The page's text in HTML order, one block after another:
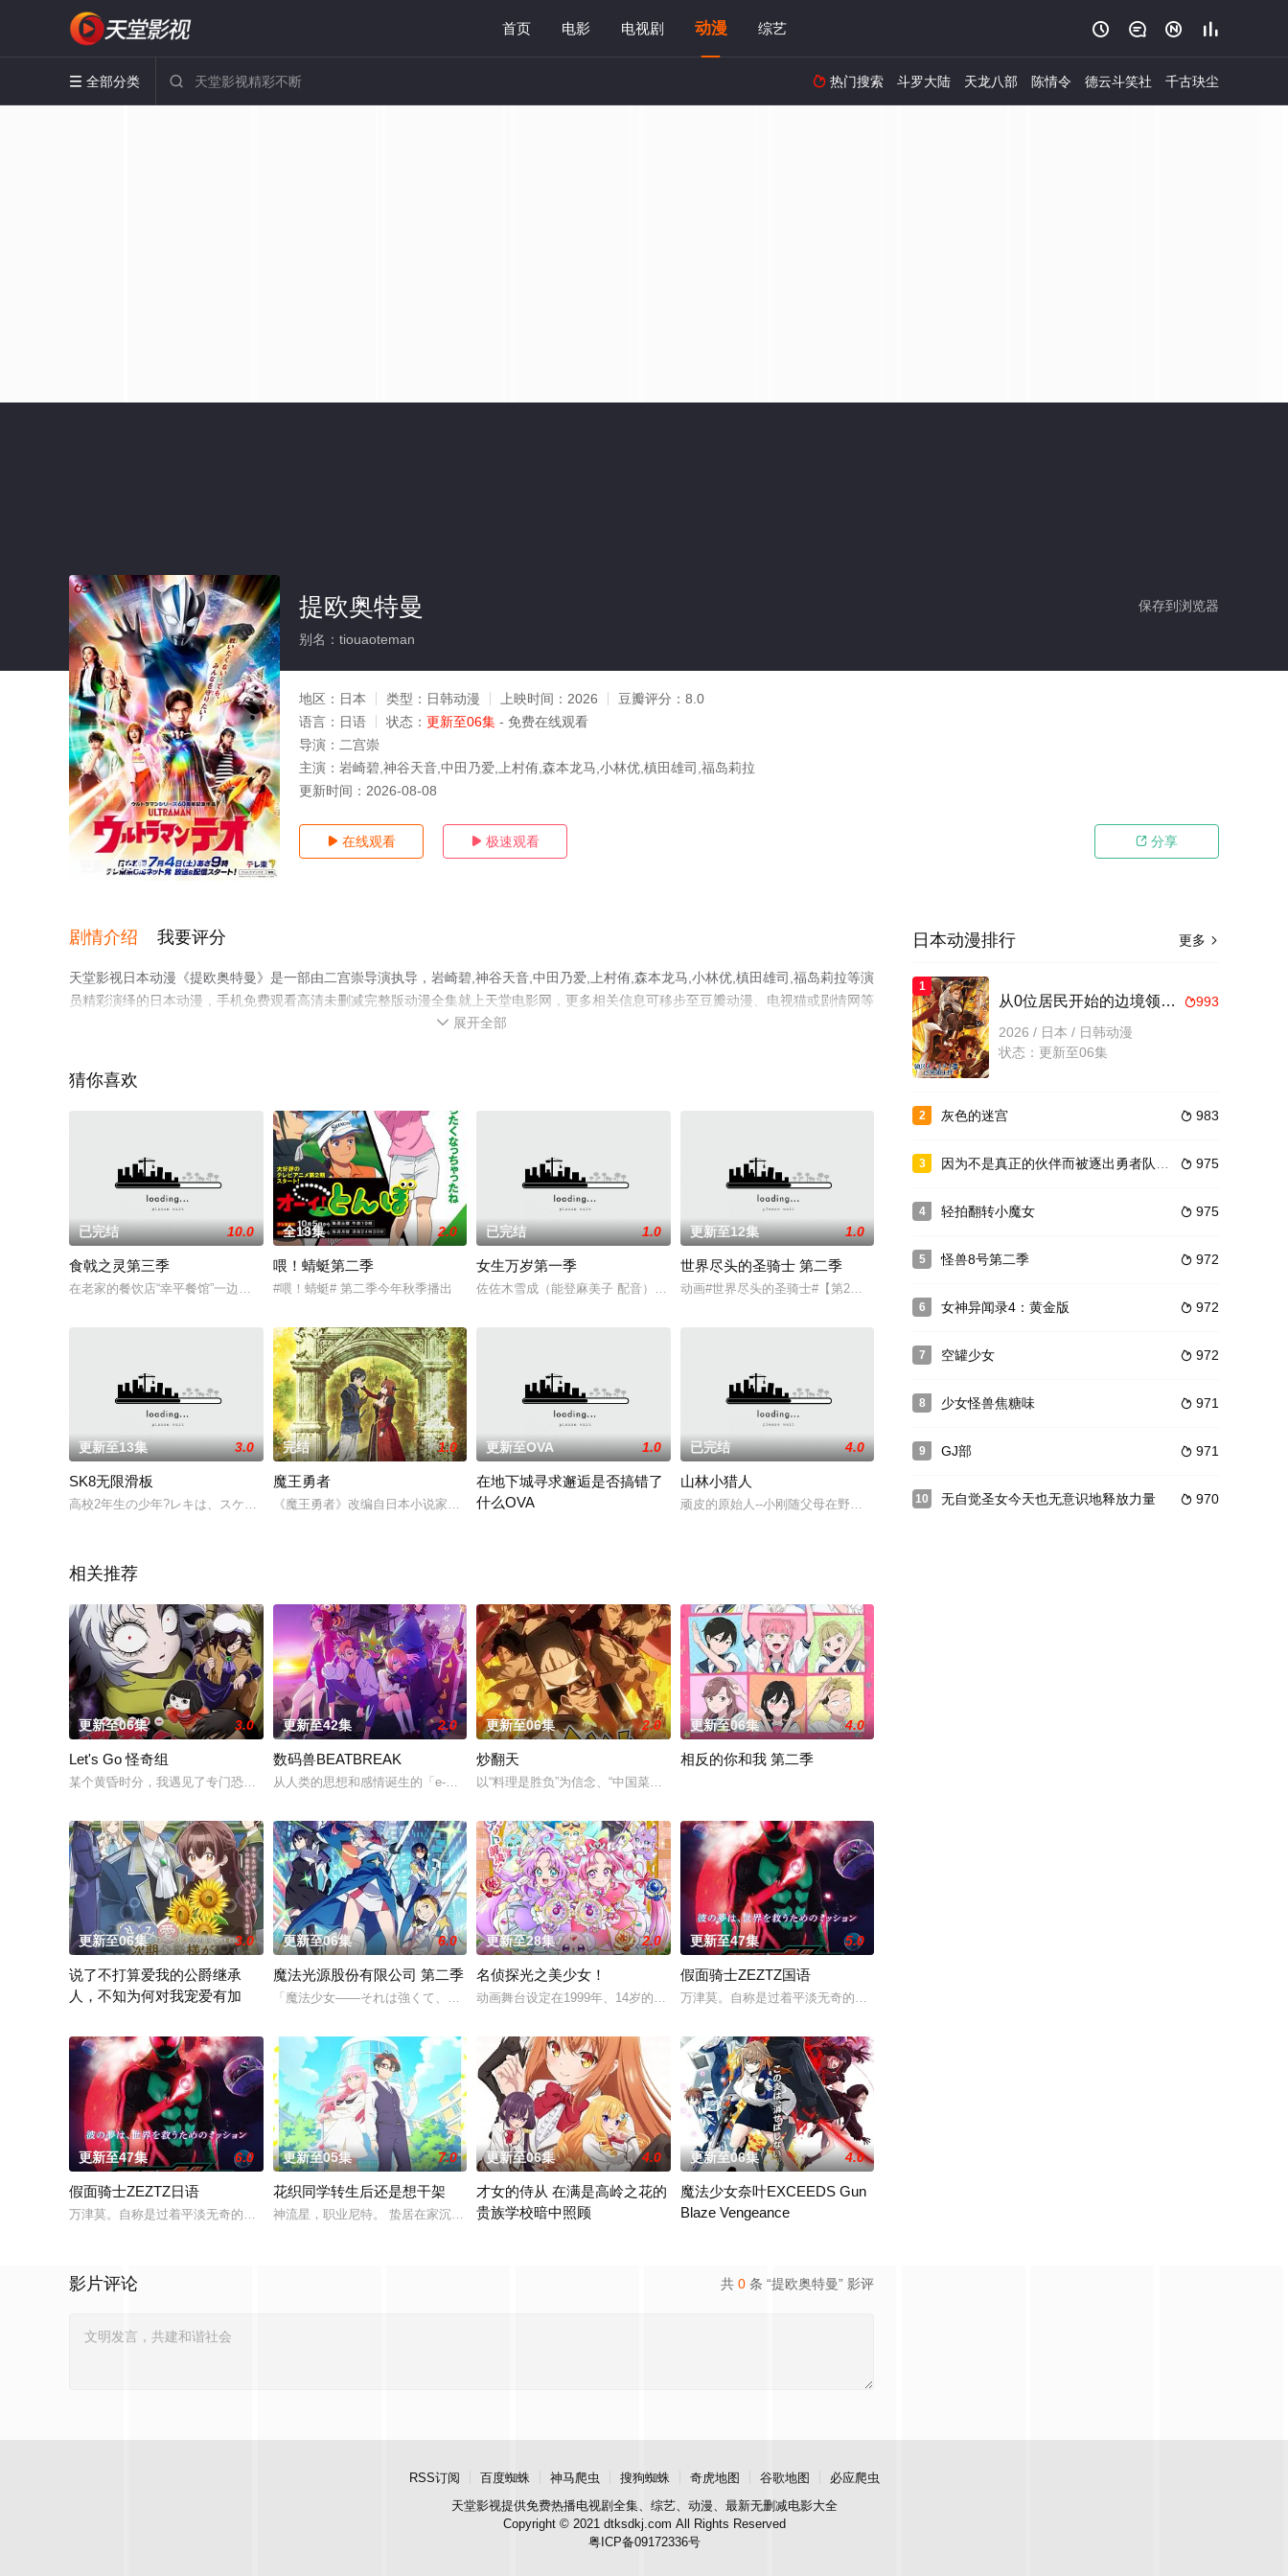
首页 电影 电视剧 动漫 综艺    
 全部分类   热门搜索 斗罗大陆 天龙八部 陈情令 德云斗笑社 千古玦尘
更新至06集
保存到浏览器
提欧奥特曼
别名：tiouaoteman
地区： 日本 类型： 日韩动漫 上映时间： 2026 豆瓣评分： 8.0
语言： 日语 状态： 更新至06集 - 免费在线观看
导演： 二宫崇
主演： 岩崎碧,神谷天音,中田乃爱,上村侑,森本龙马,小林优,槙田雄司,福岛莉拉
更新时间： 2026-08-08
 在线观看  极速观看  分享
剧情介绍 我要评分
天堂影视日本动漫《提欧奥特曼》是一部由二宫崇导演执导，岩崎碧,神谷天音,中田乃爱,上村侑,森本龙马,小林优,槙田雄司,福岛莉拉等演
员精彩演绎的日本动漫，手机免费观看高清未删减完整版动漫全集就上天堂电影网，更多相关信息可移步至豆瓣动漫、电视猫或剧情网等
 展开全部
猜你喜欢
已完结 10.0
食戟之灵第三季
在老家的餐饮店“幸平餐馆”一边帮忙下厨一边磨炼厨艺的幸平创真，前往超级精英料理学校“远月茶寮料理学园”入学。幸平创真在学
全13集 2.0
喂！蜻蜓第二季
#喂！蜻蜓# 第二季今年秋季播出
已完结 1.0
女生万岁第一季
佐佐木雪成（能登麻美子 配音）因为他女性化的外表和柔弱的个性常常遭到班上女生们的欺负，导致他患上了女生恐惧症，一旦有女生
更新至12集 1.0
世界尽头的圣骑士 第二季
动画#世界尽头的圣骑士#【第2季制作决定】【贺图公开】第2季制作决定！威尔的旅程还在继续！敬请期待吧
更新至13集 3.0
SK8无限滑板
高校2年生の少年?レキは、スケートボードが大好きでそれに興味を持つ。「S」と呼ばれ、スケートボードで閉鎖した鉱山を滑り降
完结 1.0
魔王勇者
《魔王勇者》改编自日本小说家橙乃麻麻理著作的幻想小说。某日，拥有着强大力量的“勇者”闯入了魔王的城堡，他为了拯救人类世界
更新至OVA 1.0
在地下城寻求邂逅是否搞错了
什么OVA
已完结 4.0
山林小猎人
顽皮的原始人--小刚随父母在野外生活，一个偶然的机会，他和可爱的大猩猩成了形影不离的好朋友。为了使
相关推荐
更新至06集 3.0
Let's Go 怪奇组
某个黄昏时分，我遇见了专门恐吓人类的幽灵妖怪集团“怪奇组”的组长メチャ子。明明我比普通人还要怕鬼六倍，却莫名其妙地卷入了
更新至42集 2.0
数码兽BEATBREAK
从人类的思想和感情诞生的「e-脉冲」，被作为AI辅助装置「辅助蛋」的能量源被运用。在社会获得显著发展的背后，恐怖的怪物出
更新至06集 2.0
炒翻天
以“料理是胜负”为信念、“中国菜霸王”秋山阶一郎的孙子秋山酱在祖父过世后，遵照其遗愿到五番町饭店去见习，目的是想要挑战有
更新至06集 4.0
相反的你和我 第二季
更新至06集 3.0
说了不打算爱我的公爵继承
人，不知为何对我宠爱有加
更新至06集 6.0
魔法光源股份有限公司 第二季
「魔法少女――それは強くて、格好良くて、しなやかで。 誰もが憧れて、高給取りで、人気が高い、立派なひとつの職業だ」 内定
更新至28集 2.0
名侦探光之美少女！
动画舞台设定在1999年、14岁的明智安娜从2027年穿越回1999年的真未来市、在那里她结识了同为14岁、憧憬成为名侦
更新至47集 5.0
假面骑士ZEZTZ国语
万津莫。自称是过着平淡无奇的日常生活的普通好青年，但凭借能够自由操控梦境的清醒梦能力，每当入睡就
更新至47集 6.0
假面骑士ZEZTZ日语
万津莫。自称是过着平淡无奇的日常生活的普通好青年，但凭借能够自由操控梦境的清醒梦能力，每当入睡就会成为无敌的特工！在梦境
更新至05集 7.0
花织同学转生后还是想干架
神流星，职业尼特。 蛰居在家沉迷游戏度日，实际上却在某个不为人知的世界曾担任魔王！ 而此刻找上门来的，竟是当年击败流星的
更新至06集 4.0
才女的侍从 在满是高岭之花的
贵族学校暗中照顾
更新至06集 4.0
魔法少女奈叶EXCEEDS Gun
Blaze Vengeance
共 0 条 “提欧奥特曼” 影评
影片评论
更多 
日本动漫排行
1
993
从0位居民开始的边境领主大人
2026 / 日本 / 日韩动漫
状态：更新至06集
2  983
灰色的迷宫
3  975
因为不是真正的伙伴而被逐出勇者队伍，流落到边境展开慢活人生 第二季
4  975
轻拍翻转小魔女
5  972
怪兽8号第二季
6  972
女神异闻录4：黄金版
7  972
空罐少女
8  971
少女怪兽焦糖味
9  971
GJ部
10  970
无自觉圣女今天也无意识地释放力量
RSS订阅 百度蜘蛛 神马爬虫 搜狗蜘蛛 奇虎地图 谷歌地图
必应爬虫
天堂影视提供免费热播电视剧全集、综艺、动漫、最新无删减电影大全
Copyright © 2021 dtksdkj.com All Rights Reserved
粤ICP备09172336号